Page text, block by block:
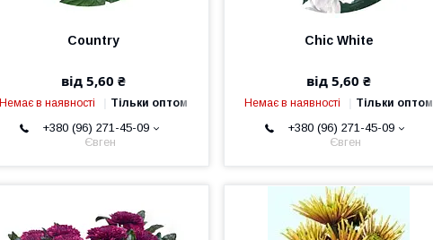
Country
від 5,60 ₴
Немає в наявності Тільки оптом
+380 (96) 271-45-09
Євген
Chic White
від 5,60 ₴
Немає в наявності Тільки оптом
+380 (96) 271-45-09
Євген